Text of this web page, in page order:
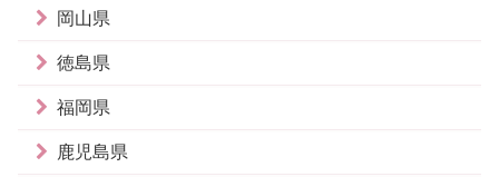
岡山県
徳島県
福岡県
鹿児島県